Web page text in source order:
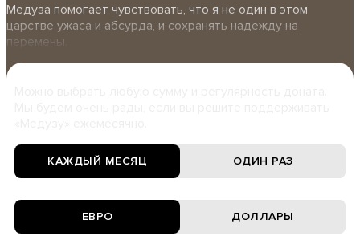
Медуза помогает чувствовать, что я не один в этом
царстве ужаса и абсурда, и сохранять надежду на
перемены.
КАЖДЫЙ МЕСЯЦ ОДИН РАЗ
ЕВРО ДОЛЛАРЫ